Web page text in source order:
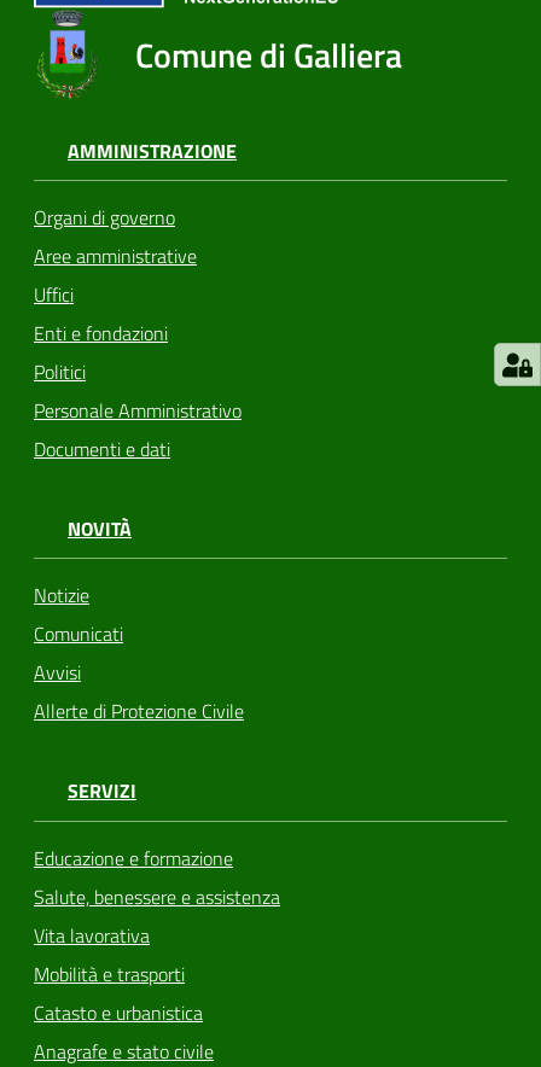
Comune di Galliera
AMMINISTRAZIONE
Organi di governo
Aree amministrative
Uffici
Enti e fondazioni
Politici
Personale Amministrativo
Documenti e dati
NOVITÀ
Notizie
Comunicati
Avvisi
Allerte di Protezione Civile
SERVIZI
Educazione e formazione
Salute, benessere e assistenza
Vita lavorativa
Mobilità e trasporti
Catasto e urbanistica
Anagrafe e stato civile